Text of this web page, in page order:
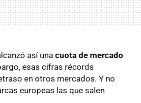
así una cuota de mercado
esas cifras récords
en otros mercados. Y no
europeas las que salen